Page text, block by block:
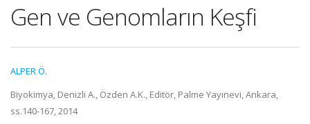
Gen ve Genomların Keşfi
ALPER Ö.
Biyokimya, Denizli A., Özden A.K., Editör, Palme Yayınevi, Ankara,
ss.140-167, 2014